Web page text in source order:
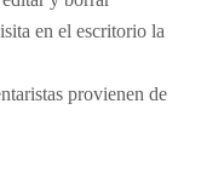
en el escritorio la
provienen de